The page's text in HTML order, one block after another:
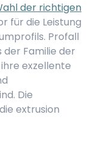
der richtigen
für die Leistung
Profall
der Familie der
exzellente
Die
extrusion